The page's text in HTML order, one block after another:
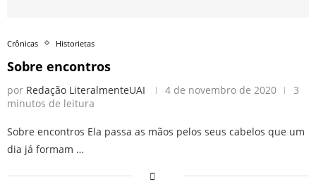
Crônicas Historietas
Sobre encontros
por Redação LiteralmenteUAI 4 de novembro de 2020
3
minutos de leitura
Sobre encontros Ela passa as mãos pelos seus cabelos que um
dia já formam …